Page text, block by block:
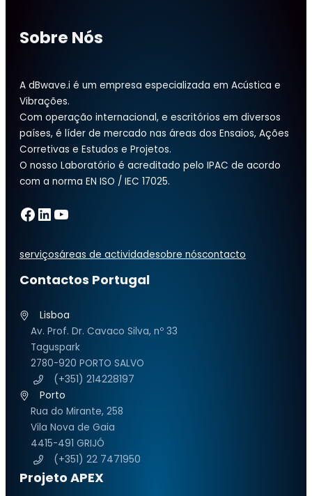
Sobre Nós
A dBwave.i é um empresa especializada em Acústica e
Vibrações.
Com operação internacional, e escritórios em diversos
países, é líder de mercado nas áreas dos Ensaios, Ações
Corretivas e Estudos e Projetos.
O nosso Laboratório é acreditado pelo IPAC de acordo
com a norma EN ISO / IEC 17025.
Facebook LinkedIn YouTube
serviçosáreas de actividadesobre nóscontacto
Contactos Portugal
Lisboa
Av. Prof. Dr. Cavaco Silva, nº 33
Taguspark
2780-920 PORTO SALVO
(+351) 214228197
Porto
Rua do Mirante, 258
Vila Nova de Gaia
4415-491 GRIJÓ
(+351) 22 7471950
Projeto APEX